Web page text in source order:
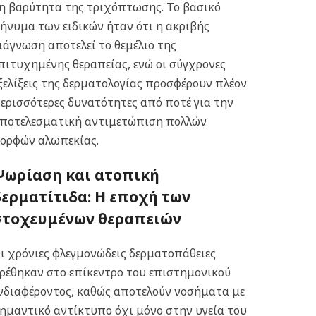
βαρύτητα της τριχόπτωσης. Το βασικό
των ειδικών ήταν ότι η ακριβής
αποτελεί το θεμέλιο της
θεραπείας, ενώ οι σύγχρονες
της δερματολογίας προσφέρουν πλέον
δυνατότητες από ποτέ για την
αντιμετώπιση πολλών
αλωπεκίας.
και ατοπική
Η εποχή των
θεραπειών
χρόνιες φλεγμονώδεις δερματοπάθειες
στο επίκεντρο του επιστημονικού
καθώς αποτελούν νοσήματα με
αντίκτυπο όχι μόνο στην υγεία του